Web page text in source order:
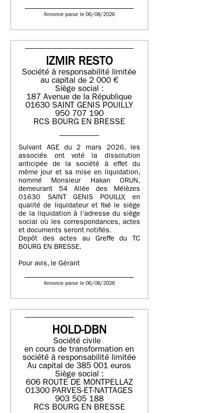
Annonce parue le 06/08/2026
IZMIR RESTO
Société à responsabilité limitée
au capital de 2 000 €
Siège social :
187 Avenue de la République
01630 SAINT GENIS POUILLY
950 707 190
RCS BOURG EN BRESSE
Suivant AGE du 2 mars 2026, les
associés ont voté la dissolution
anticipée de la société à effet du
même jour et sa mise en liquidation,
nommé Monsieur Hakan ORUN,
demeurant 54 Allée des Mélèzes
01630 SAINT GENIS POUILLY, en
qualité de liquidateur et fixé le siège
de la liquidation à l’adresse du siège
social où les correspondances, actes
et documents seront notifiés.
Depôt des actes au Greffe du TC
BOURG EN BRESSE.
Pour avis, le Gérant
Annonce parue le 06/08/2026
HOLD-DBN
Société civile
en cours de transformation en
société à responsabilité limitée
Au capital de 385 001 euros
Siège social :
606 ROUTE DE MONTPELLAZ
01300 PARVES-ET-NATTAGES
903 505 188
RCS BOURG EN BRESSE